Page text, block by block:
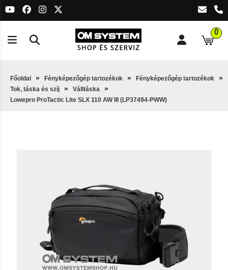
0
Főoldal Fényképezőgép tartozékok
Fényképezőgép tartozékok
Tok, táska és szíj
Válltáska
Lowepro ProTactic Lite SLX 110 AW III (LP37494-PWW)